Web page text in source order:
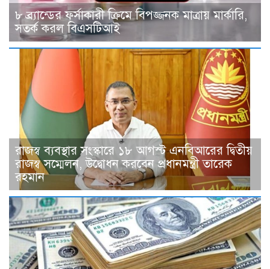
৮ ব্র্যান্ডের ফর্সাকারী ক্রিমে বিপজ্জনক মাত্রায় মার্কারি,
সতর্ক করল বিএসটিআই
রাজস্ব ব্যবস্থার সংস্কারে ১৮ আগস্ট এনবিআরের দ্বিতীয়
রাজস্ব সম্মেলন, উদ্বোধন করবেন প্রধানমন্ত্রী তারেক
রহমান